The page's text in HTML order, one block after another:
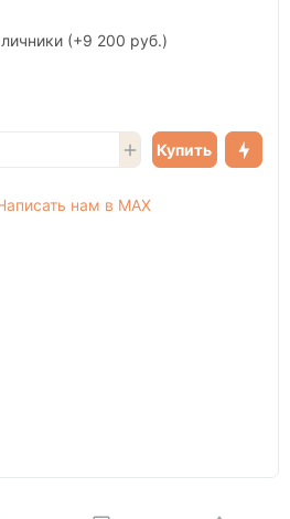
(+9 200 руб.)
Купить